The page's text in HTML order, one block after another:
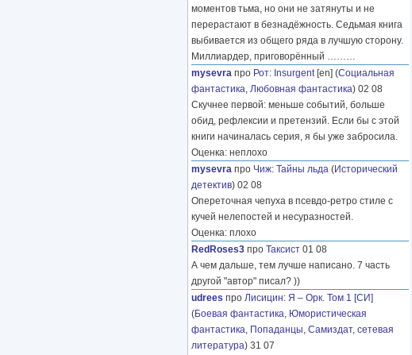
моментов тьма, но они не затянуты и не
перерастают в безнадёжность. Седьмая книга
выбивается из общего ряда в лучшую сторону.
Миллиардер, приговорённый ………
mysevra про Рот: Insurgent[en] (Социальная
фантастика, Любовная фантастика) 02 08
Скучнее первой: меньше событий, больше
обид, рефлексии и претензий. Если бы с этой
книги начиналась серия, я бы уже забросила.
Оценка: неплохо
mysevra про Чиж: Тайны льда (Исторический
детектив) 02 08
Опереточная чепуха в псевдо-ретро стиле с
кучей нелепостей и несуразностей.
Оценка: плохо
RedRoses3 про Таксист 01 08
А чем дальше, тем лучше написано. 7 часть
другой "автор" писал? ))
udrees про Лисицин: Я – Орк. Том 1 [СИ]
(Боевая фантастика, Юмористическая
фантастика, Попаданцы, Самиздат, сетевая
литература) 31 07